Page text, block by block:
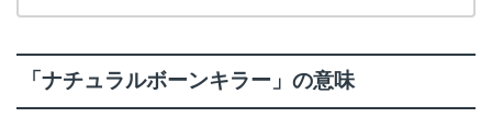
「ナチュラルボーンキラー」の意味